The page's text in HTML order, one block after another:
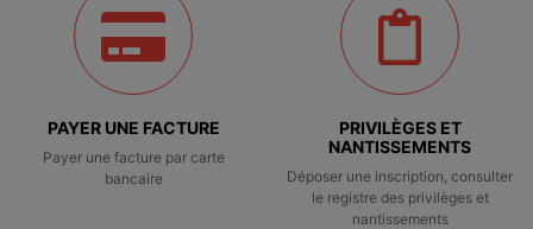
PAYER UNE FACTURE
Payer une facture par carte
bancaire
PRIVILÈGES ET
NANTISSEMENTS
Déposer une inscription, consulter
le registre des privilèges et
nantissements